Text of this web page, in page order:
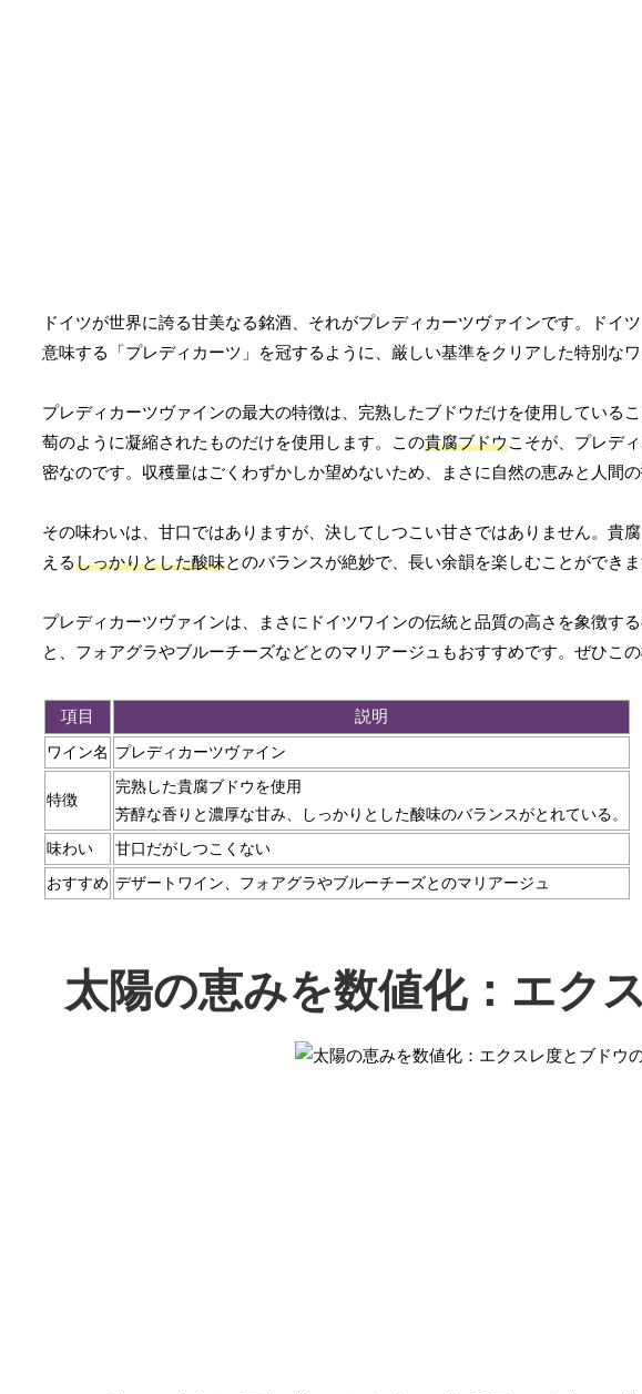
ドイツが世界に誇る甘美なる銘酒、それがプレディカーツヴァインです。ドイ
意味する「プレディカーツ」を冠するように、厳しい基準をクリアした特別な
プレディカーツヴァインの最大の特徴は、完熟したブドウだけを使用している
萄のように凝縮されたものだけを使用します。この貴腐ブドウこそが、プレデ
密なのです。収穫量はごくわずかしか望めないため、まさに自然の恵みと人間
その味わいは、甘口ではありますが、決してしつこい甘さではありません。貴
えるしっかりとした酸味とのバランスが絶妙で、長い余韻を楽しむことができま
プレディカーツヴァインは、まさにドイツワインの伝統と品質の高さを象徴す
と、フォアグラやブルーチーズなどとのマリアージュもおすすめです。ぜひこ
項目 説明
ワイン名 プレディカーツヴァイン
特徴
完熟した貴腐ブドウを使用
芳醇な香りと濃厚な甘み、しっかりとした酸味のバランスがとれている。
味わい 甘口だがしつこくない
おすすめ デザートワイン、フォアグラやブルーチーズとのマリアージュ
太陽の恵みを数値化：エク